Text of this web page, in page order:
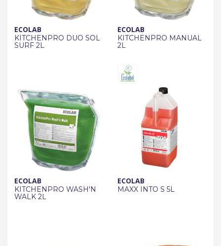
ECOLAB
KITCHENPRO DUO SOL
SURF 2L
ECOLAB
KITCHENPRO MANUAL
2L
ECOLAB
KITCHENPRO WASH'N
WALK 2L
ECOLAB
MAXX INTO S 5L